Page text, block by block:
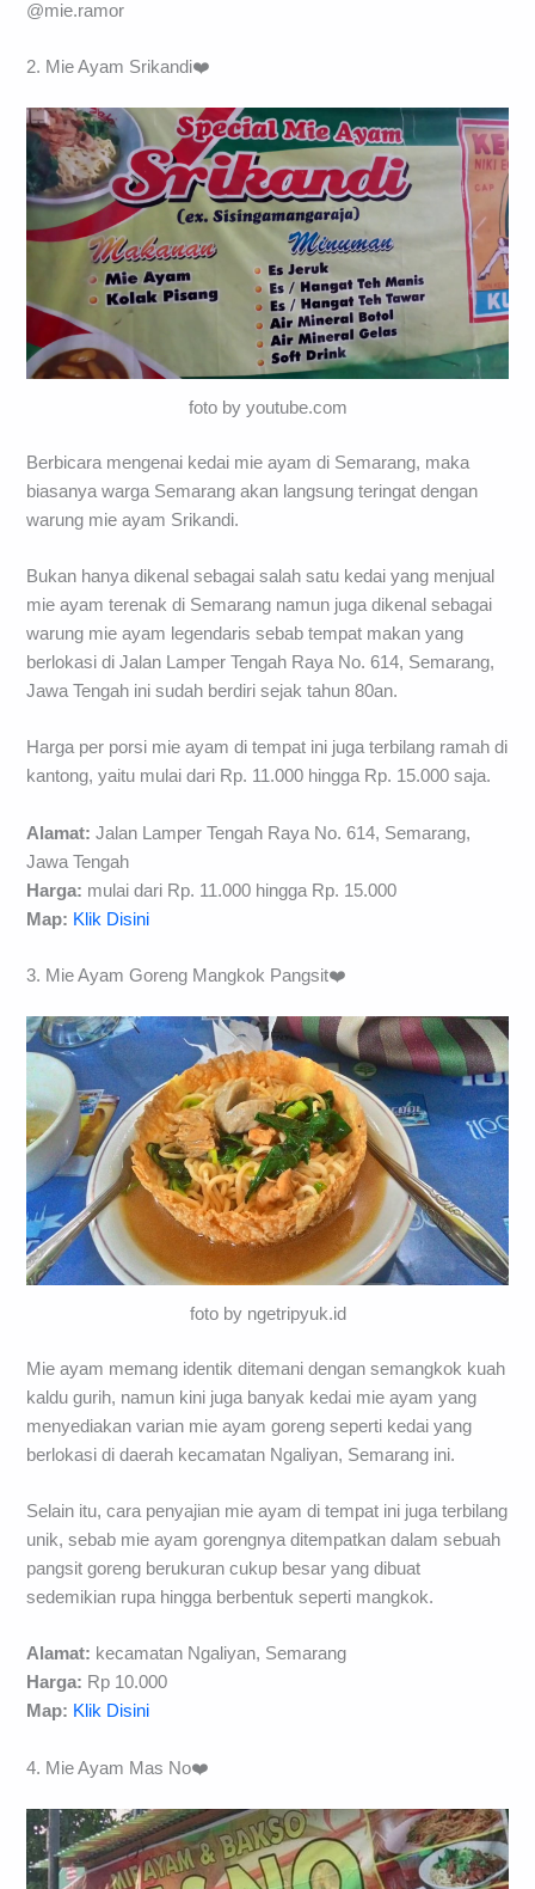
@mie.ramor
2. Mie Ayam Srikandi❤️
foto by youtube.com
Berbicara mengenai kedai mie ayam di Semarang, maka
biasanya warga Semarang akan langsung teringat dengan
warung mie ayam Srikandi.
Bukan hanya dikenal sebagai salah satu kedai yang menjual
mie ayam terenak di Semarang namun juga dikenal sebagai
warung mie ayam legendaris sebab tempat makan yang
berlokasi di Jalan Lamper Tengah Raya No. 614, Semarang,
Jawa Tengah ini sudah berdiri sejak tahun 80an.
Harga per porsi mie ayam di tempat ini juga terbilang ramah di
kantong, yaitu mulai dari Rp. 11.000 hingga Rp. 15.000 saja.
Alamat: Jalan Lamper Tengah Raya No. 614, Semarang,
Jawa Tengah
Harga: mulai dari Rp. 11.000 hingga Rp. 15.000
Map: Klik Disini
3. Mie Ayam Goreng Mangkok Pangsit❤️
foto by ngetripyuk.id
Mie ayam memang identik ditemani dengan semangkok kuah
kaldu gurih, namun kini juga banyak kedai mie ayam yang
menyediakan varian mie ayam goreng seperti kedai yang
berlokasi di daerah kecamatan Ngaliyan, Semarang ini.
Selain itu, cara penyajian mie ayam di tempat ini juga terbilang
unik, sebab mie ayam gorengnya ditempatkan dalam sebuah
pangsit goreng berukuran cukup besar yang dibuat
sedemikian rupa hingga berbentuk seperti mangkok.
Alamat: kecamatan Ngaliyan, Semarang
Harga: Rp 10.000
Map: Klik Disini
4. Mie Ayam Mas No❤️